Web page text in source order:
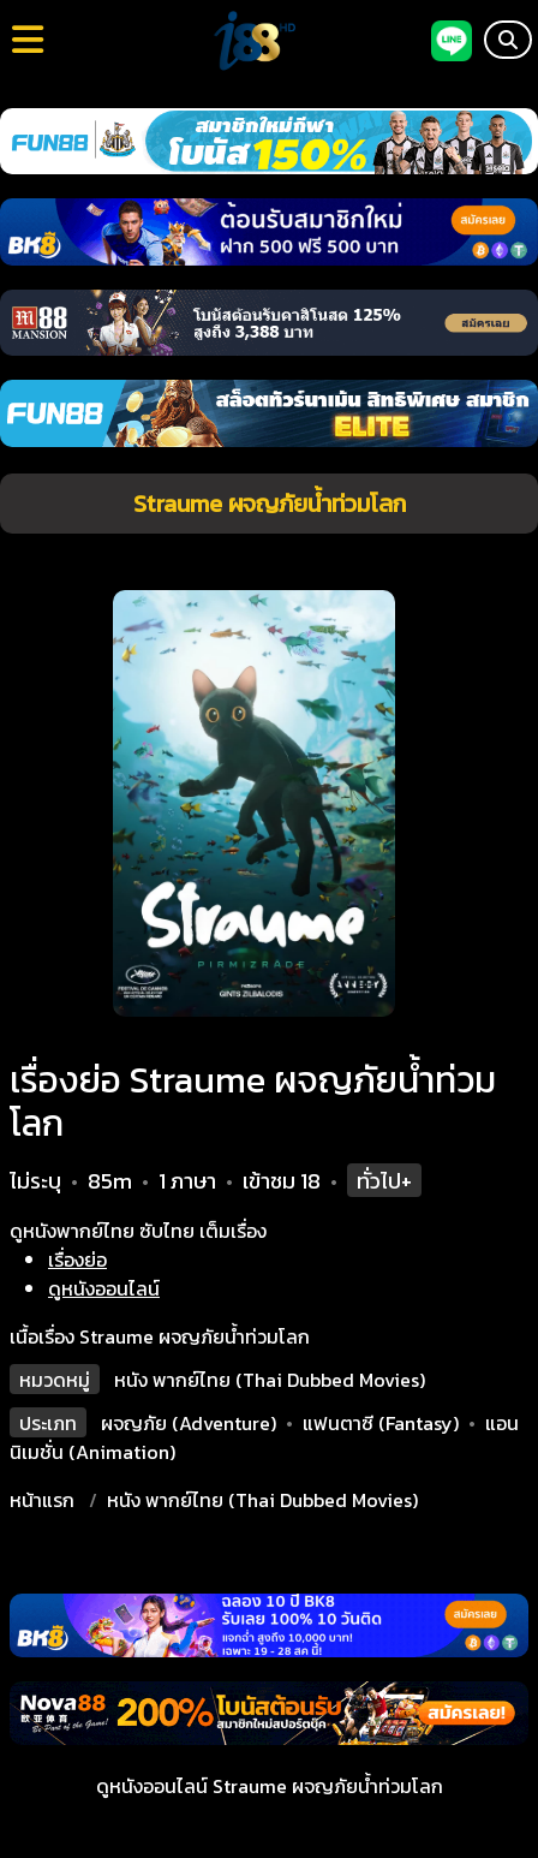
Straume ผจญภัยน้ำท่วมโลก
เรื่องย่อ Straume ผจญภัยน้ำท่วม
โลก
ไม่ระบุ • 85m • 1 ภาษา • เข้าชม 18 • ทั่วไป+
ดูหนังพากย์ไทย ซับไทย เต็มเรื่อง
เรื่องย่อ
ดูหนังออนไลน์
เนื้อเรื่อง Straume ผจญภัยน้ำท่วมโลก
หมวดหมู่
หนัง พากย์ไทย (Thai Dubbed Movies)
ประเภท
ผจญภัย (Adventure) • แฟนตาซี (Fantasy) • แอน
นิเมชั่น (Animation)
หน้าแรก
หนัง พากย์ไทย (Thai Dubbed Movies)
ดูหนังออนไลน์ Straume ผจญภัยน้ำท่วมโลก